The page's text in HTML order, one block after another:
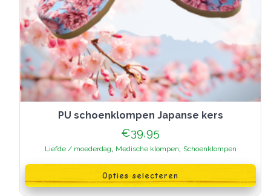
PU schoenklompen Japanse kers
€39,95
Liefde / moederdag, Medische klompen, Schoenklompen
Opties selecteren
product
heeft
meerdere